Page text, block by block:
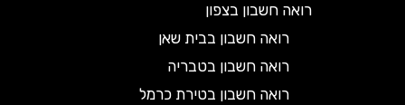
רואה חשבון בצפון
רואה חשבון בבית שאן
רואה חשבון בטבריה
רואה חשבון בטירת כרמל